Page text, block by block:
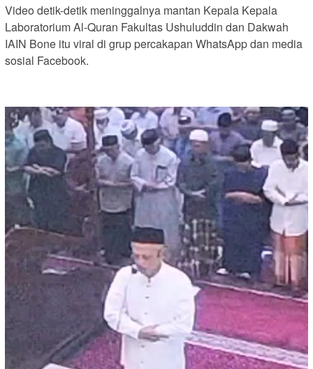
Video detik-detik meninggalnya mantan Kepala Kepala
Laboratorium Al-Quran Fakultas Ushuluddin dan Dakwah
IAIN Bone itu viral di grup percakapan WhatsApp dan media
sosial Facebook.